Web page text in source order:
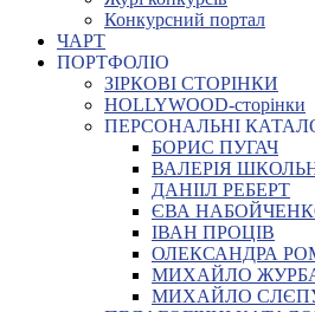
Конкурсний портал
ЧАРТ
ПОРТФОЛІО
ЗІРКОВІ СТОРІНКИ
HOLLYWOOD-сторінки
ПЕРСОНАЛЬНІ
БОРИС ПУГАЧ
ВАЛЕРІЯ
ДАНІІЛ РЕБЕРТ
ЄВА
ІВАН ПРОЦІВ
ОЛЕКСАНДРА
МИХАЙЛО
МИХАЙЛО